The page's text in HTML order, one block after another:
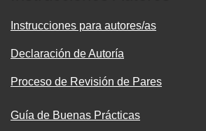
Instrucciones para autores/as
Declaración de Autoría
Proceso de Revisión de Pares
Guía de Buenas Prácticas